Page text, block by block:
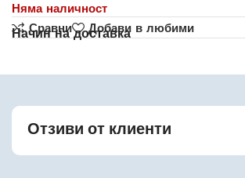
Няма наличност
Сравни
Добави в любими
Начин на доставка
Отзиви от клиенти